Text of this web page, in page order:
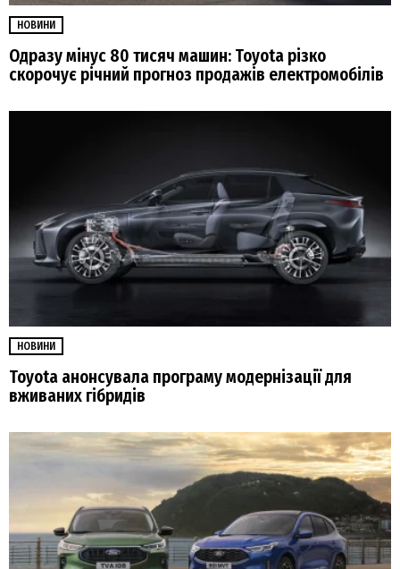
НОВИНИ
Одразу мінус 80 тисяч машин: Toyota різко
скорочує річний прогноз продажів електромобілів
НОВИНИ
Toyota анонсувала програму модернізації для
вживаних гібридів